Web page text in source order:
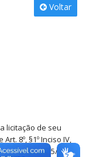
Voltar
licitação de seu
8º, §1º Inciso IV,
nº 7.185/10.